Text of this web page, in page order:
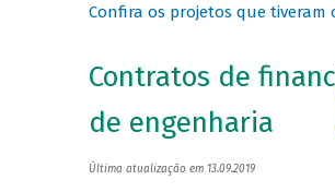
Confira os projetos que tiveram
Contratos de
de engenharia
Última atualização em 13.09.2019